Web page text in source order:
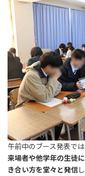
午前中のブース発表で
来場者や他学年の生徒
き合い方を堂々と発信